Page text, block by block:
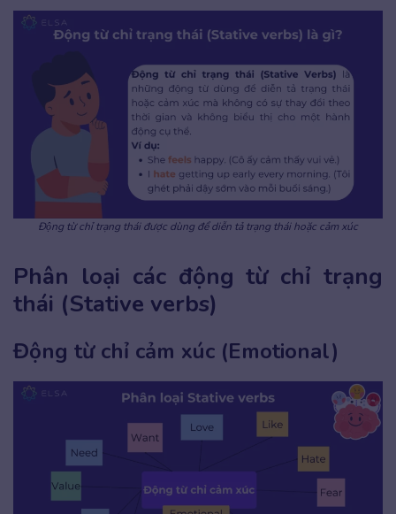
Động từ chỉ trạng thái được dùng để diễn tả trạng thái hoặc cảm xúc
Phân loại các động từ chỉ trạng
thái (Stative verbs)
Động từ chỉ cảm xúc (Emotional)